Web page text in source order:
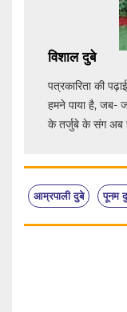
विशाल दुबे
पत्रकारिता की
हमने पाया है, जब-
के तर्जुबे के संग अब
आम्रपाली दुबे पूनम